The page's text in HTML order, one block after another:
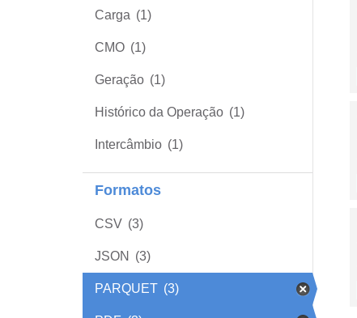
Carga (1)
CMO (1)
Geração (1)
Histórico da Operação (1)
Intercâmbio (1)
Formatos
CSV (3)
JSON (3)
PARQUET (3)